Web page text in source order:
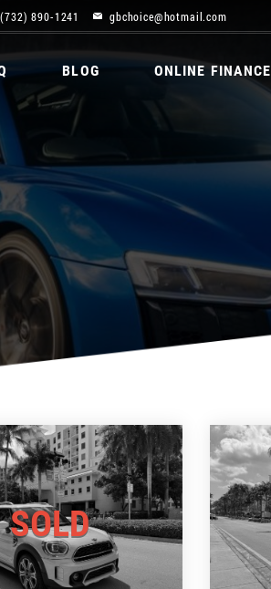
(732) 890-1241 gbchoice@hotmail.com
BLOG ONLINE FINANCE
SOLD